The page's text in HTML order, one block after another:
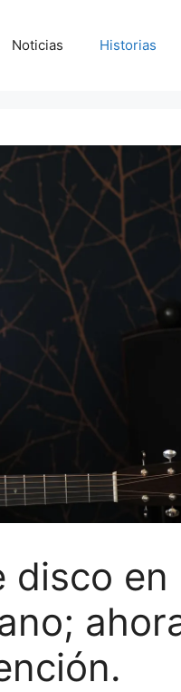
Noticias Historias
disco en